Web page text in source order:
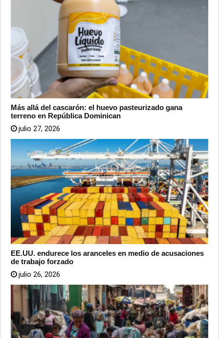
Más allá del cascarón: el huevo pasteurizado gana
terreno en República Dominican
julio 27, 2026
EE.UU. endurece los aranceles en medio de acusaciones
de trabajo forzado
julio 26, 2026